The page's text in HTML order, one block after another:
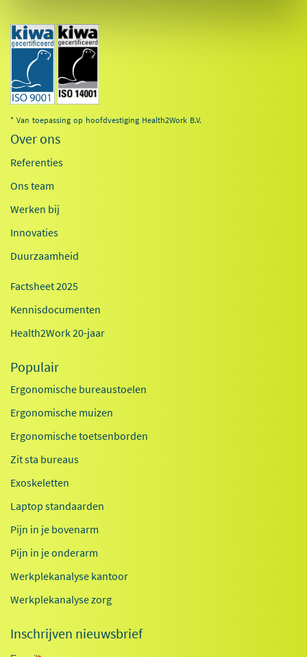
* Van toepassing op hoofdvestiging Health2Work B.V.
Over ons
Referenties
Ons team
Werken bij
Innovaties
Duurzaamheid
Factsheet 2025
Kennisdocumenten
Health2Work 20-jaar
Populair
Ergonomische bureaustoelen
Ergonomische muizen
Ergonomische toetsenborden
Zit sta bureaus
Exoskeletten
Laptop standaarden
Pijn in je bovenarm
Pijn in je onderarm
Werkplekanalyse kantoor
Werkplekanalyse zorg
Inschrijven nieuwsbrief